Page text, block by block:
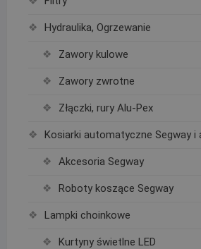
Hydraulika, Ogrzewanie
Zawory kulowe
Zawory zwrotne
Złączki, rury Alu-Pex
Kosiarki automatyczne Segway i
Akcesoria Segway
Roboty koszące Segway
Lampki choinkowe
Kurtyny świetlne LED